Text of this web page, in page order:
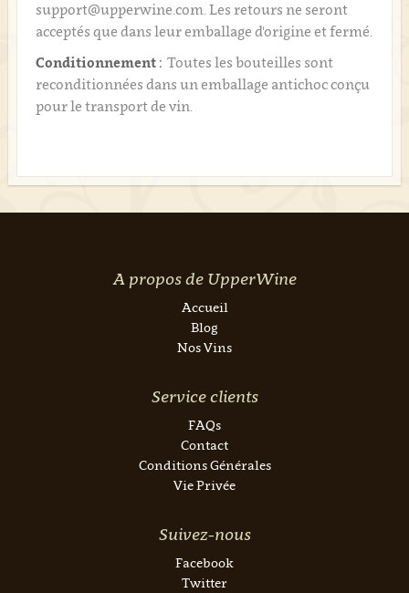
support@upperwine.com. Les retours ne seront
acceptés que dans leur emballage d'origine et fermé.
Conditionnement : Toutes les bouteilles sont
reconditionnées dans un emballage antichoc conçu
pour le transport de vin.
A propos de UpperWine
Accueil
Blog
Nos Vins
Service clients
FAQs
Contact
Conditions Générales
Vie Privée
Suivez-nous
Facebook
Twitter